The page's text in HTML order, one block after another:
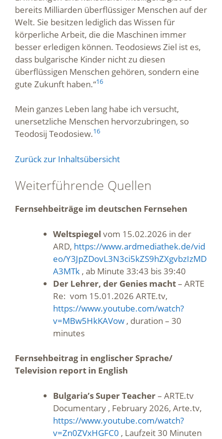
bereits Milliarden überflüssiger Menschen auf der
Welt. Sie besitzen lediglich das Wissen für
körperliche Arbeit, die die Maschinen immer
besser erledigen können. Teodosiews Ziel ist es,
dass bulgarische Kinder nicht zu diesen
überflüssigen Menschen gehören, sondern eine
gute Zukunft haben.“16
Mein ganzes Leben lang habe ich versucht,
unersetzliche Menschen hervorzubringen, so
Teodosij Teodosiew.16
Zurück zur Inhaltsübersicht
Weiterführende Quellen
Fernsehbeiträge im deutschen Fernsehen
Weltspiegel vom 15.02.2026 in der
ARD, https://www.ardmediathek.de/vid
eo/Y3JpZDovL3N3ci5kZS9hZXgvbzIzMD
A3MTk, ab Minute 33:43 bis 39:40
Der Lehrer, der Genies macht– ARTE
Re: vom 15.01.2026 ARTE.tv,
https://www.youtube.com/watch?
v=MBw5HkKAVow, duration – 30
minutes
Fernsehbeitrag in englischer Sprache/
Television report in English
Bulgaria’s Super Teacher– ARTE.tv
Documentary , February 2026, Arte.tv,
https://www.youtube.com/watch?
v=Zn0ZVxHGFC0 , Laufzeit 30 Minuten